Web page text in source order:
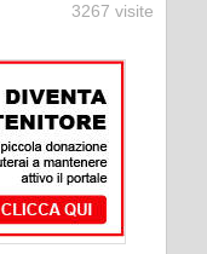
3267 visite